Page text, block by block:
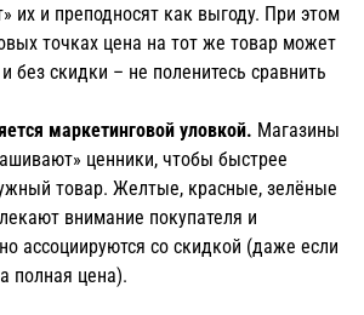
их и преподносят как выгоду. При этом
точках цена на тот же товар может
без скидки – не поленитесь сравнить
маркетинговой уловкой. Магазины
ценники, чтобы быстрее
товар. Желтые, красные, зелёные
внимание покупателя и
ассоциируются со скидкой (даже если
полная цена).